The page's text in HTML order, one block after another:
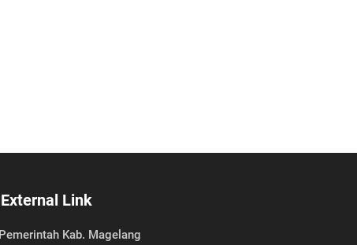
External Link
Pemerintah Kab. Magelang